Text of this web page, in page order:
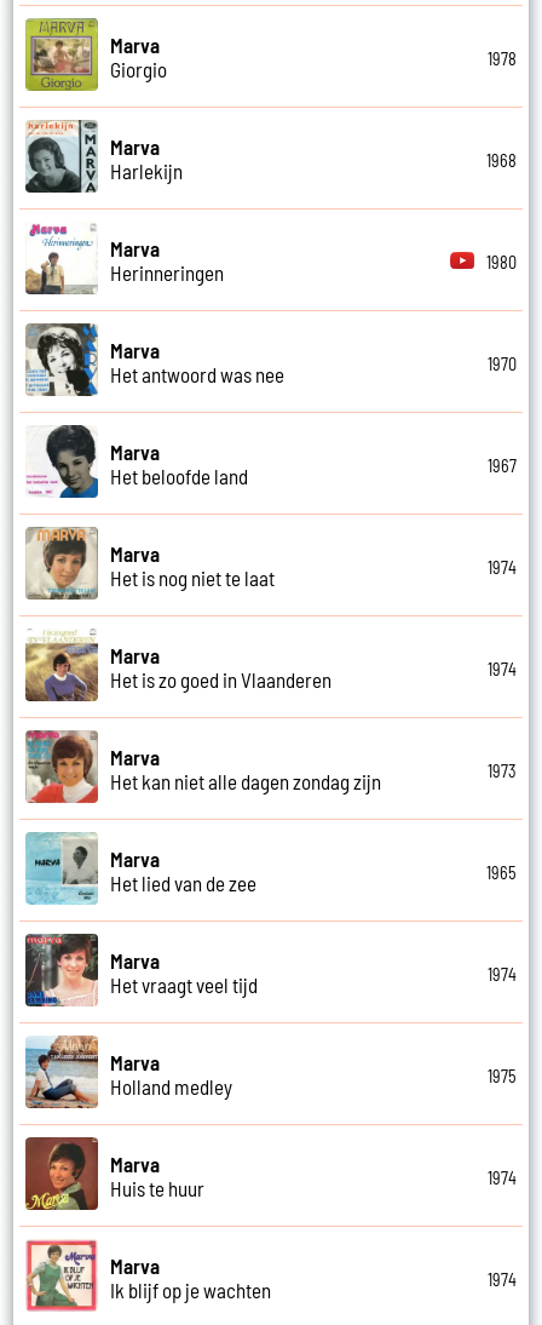
Marva
Giorgio
1978
Marva
Harlekijn
1968
Marva
Herinneringen
1980
Marva
Het antwoord was nee
1970
Marva
Het beloofde land
1967
Marva
Het is nog niet te laat
1974
Marva
Het is zo goed in Vlaanderen
1974
Marva
Het kan niet alle dagen zondag zijn
1973
Marva
Het lied van de zee
1965
Marva
Het vraagt veel tijd
1974
Marva
Holland medley
1975
Marva
Huis te huur
1974
Marva
Ik blijf op je wachten
1974